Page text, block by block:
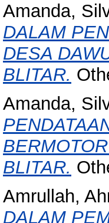
Amanda,
DALAM
DESA
BLITAR.
Amanda,
BLITAR.
Amrullah,
DALAM